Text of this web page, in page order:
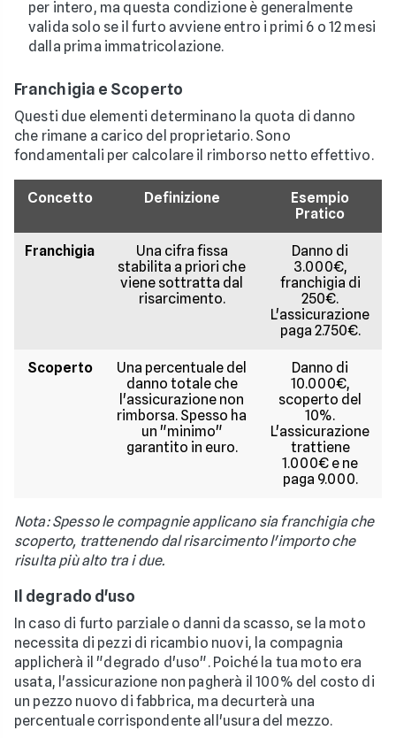
per intero, ma questa condizione è generalmente
valida solo se il furto avviene entro i primi 6 o 12 mesi
dalla prima immatricolazione.
Franchigia e Scoperto
Questi due elementi determinano la quota di danno
che rimane a carico del proprietario. Sono
fondamentali per calcolare il rimborso netto effettivo.
Concetto Definizione
Esempio
Pratico
Franchigia
Una cifra fissa
stabilita a priori che
viene sottratta dal
risarcimento.
Danno di
3.000€,
franchigia di
250€.
L'assicurazione
paga 2.750€.
Scoperto
Una percentuale del
danno totale che
l'assicurazione non
rimborsa. Spesso ha
un "minimo"
garantito in euro.
Danno di
10.000€,
scoperto del
10%.
L'assicurazione
trattiene
1.000€ e ne
paga 9.000.
Nota: Spesso le compagnie applicano sia franchigia che
scoperto, trattenendo dal risarcimento l'importo che
risulta più alto tra i due.
Il degrado d'uso
In caso di furto parziale o danni da scasso, se la moto
necessita di pezzi di ricambio nuovi, la compagnia
applicherà il "degrado d'uso". Poiché la tua moto era
usata, l'assicurazione non pagherà il 100% del costo di
un pezzo nuovo di fabbrica, ma decurterà una
percentuale corrispondente all'usura del mezzo.